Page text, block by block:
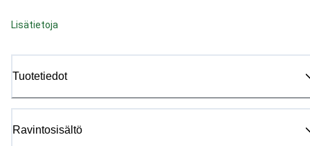
Lisätietoja
Tuotetiedot
Ravintosisältö